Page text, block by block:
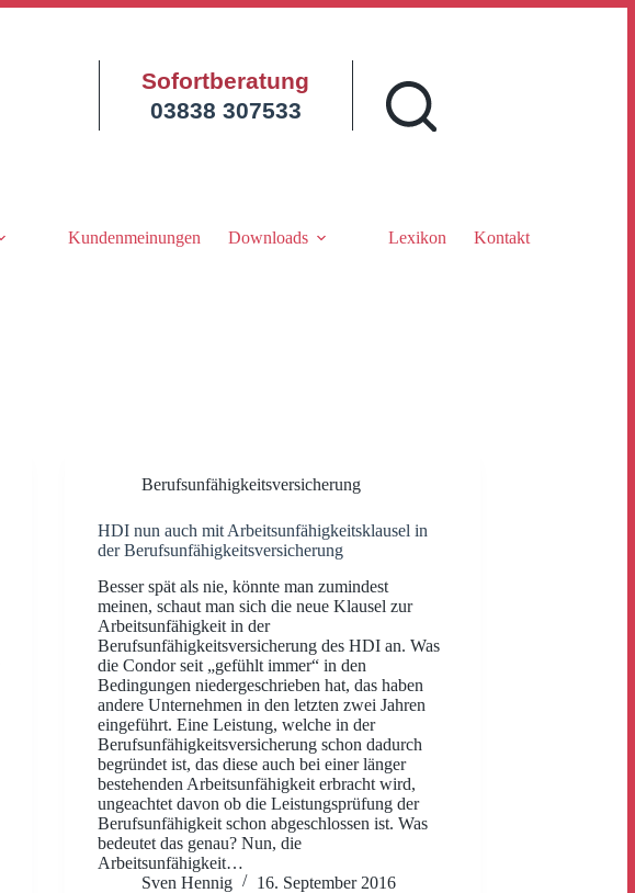
Sofortberatung
03838 307533
Kundenmeinungen Downloads Lexikon Kontakt
Berufsunfähigkeitsversicherung
HDI nun auch mit Arbeitsunfähigkeitsklausel in
der Berufsunfähigkeitsversicherung
Besser spät als nie, könnte man zumindest
meinen, schaut man sich die neue Klausel zur
Arbeitsunfähigkeit in der
Berufsunfähigkeitsversicherung des HDI an. Was
die Condor seit „gefühlt immer“ in den
Bedingungen niedergeschrieben hat, das haben
andere Unternehmen in den letzten zwei Jahren
eingeführt. Eine Leistung, welche in der
Berufsunfähigkeitsversicherung schon dadurch
begründet ist, das diese auch bei einer länger
bestehenden Arbeitsunfähigkeit erbracht wird,
ungeachtet davon ob die Leistungsprüfung der
Berufsunfähigkeit schon abgeschlossen ist. Was
bedeutet das genau? Nun, die
Arbeitsunfähigkeit…
Sven Hennig
16. September 2016